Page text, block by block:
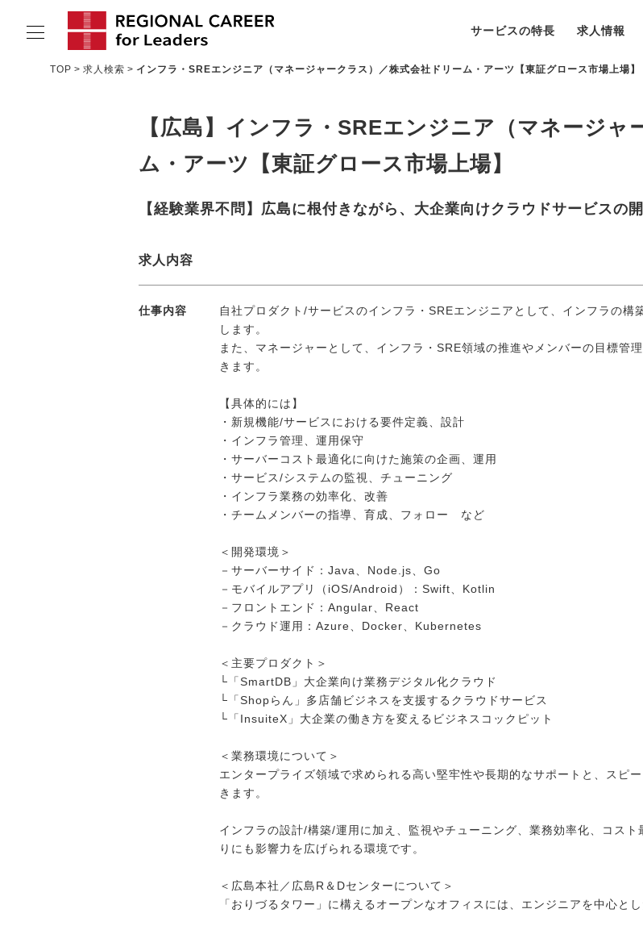
サービスの特長 求人情報
転職成功者インタビュー
今すぐ転職をお考えの方
中長期で転職をお考えの方
TOP 求人検索 インフラ・SREエンジニア（マネージャークラス）／株式会社ドリーム・アーツ【東証グロース市場上場】
【広島】インフラ・SREエンジニア（マネージャ
ム・アーツ【東証グロース市場上場】
【経験業界不問】広島に根付きながら、大企業向けクラウドサービスの
求人内容
仕事内容
自社プロダクト/サービスのインフラ・SREエンジニアとして、インフラの
します。
また、マネージャーとして、インフラ・SRE領域の推進やメンバーの目標管
きます。
【具体的には】
・新規機能/サービスにおける要件定義、設計
・インフラ管理、運用保守
・サーバーコスト最適化に向けた施策の企画、運用
・サービス/システムの監視、チューニング
・インフラ業務の効率化、改善
・チームメンバーの指導、育成、フォロー など
＜開発環境＞
－サーバーサイド：Java、Node.js、Go
－モバイルアプリ（iOS/Android）：Swift、Kotlin
－フロントエンド：Angular、React
－クラウド運用：Azure、Docker、Kubernetes
＜主要プロダクト＞
└「SmartDB」大企業向け業務デジタル化クラウド
└「Shopらん」多店舗ビジネスを支援するクラウドサービス
└「InsuiteX」大企業の働き方を変えるビジネスコックピット
＜業務環境について＞
エンタープライズ領域で求められる高い堅牢性や長期的なサポートと、スピ
きます。
インフラの設計/構築/運用に加え、監視やチューニング、業務効率化、コス
りにも影響力を広げられる環境です。
＜広島本社／広島R＆Dセンターについて＞
「おりづるタワー」に構えるオープンなオフィスには、エンジニアを中心と